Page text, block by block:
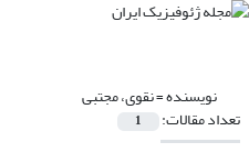
نویسنده =نقوی، مجتبی
تعداد مقالات: 1